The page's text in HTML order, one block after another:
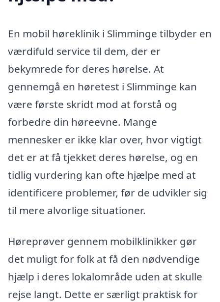
En mobil høreklinik i Slimminge tilbyder en
værdifuld service til dem, der er
bekymrede for deres hørelse. At
gennemgå en høretest i Slimminge kan
være første skridt mod at forstå og
forbedre din høreevne. Mange
mennesker er ikke klar over, hvor vigtigt
det er at få tjekket deres hørelse, og en
tidlig vurdering kan ofte hjælpe med at
identificere problemer, før de udvikler sig
til mere alvorlige situationer.
Høreprøver gennem mobilklinikker gør
det muligt for folk at få den nødvendige
hjælp i deres lokalområde uden at skulle
rejse langt. Dette er særligt praktisk for